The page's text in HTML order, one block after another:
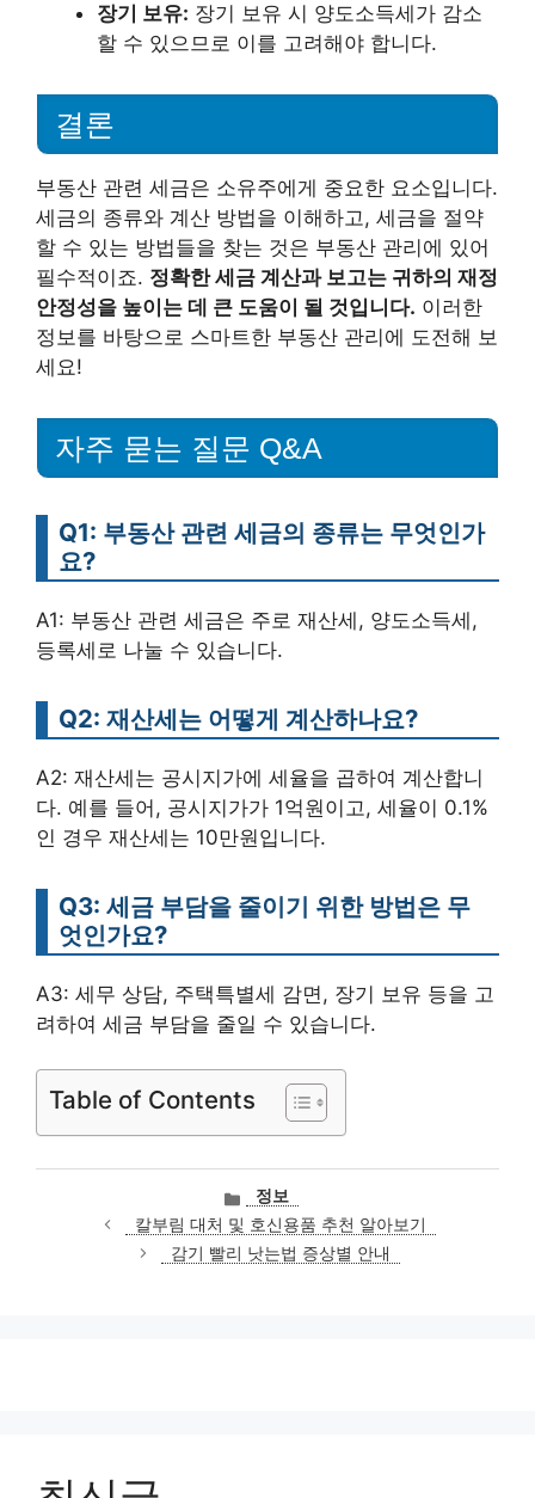
장기 보유: 장기 보유 시 양도소득세가 감소
할 수 있으므로 이를 고려해야 합니다.
결론
부동산 관련 세금은 소유주에게 중요한 요소입니다.
세금의 종류와 계산 방법을 이해하고, 세금을 절약
할 수 있는 방법들을 찾는 것은 부동산 관리에 있어
필수적이죠. 정확한 세금 계산과 보고는 귀하의 재정
안정성을 높이는 데 큰 도움이 될 것입니다. 이러한
정보를 바탕으로 스마트한 부동산 관리에 도전해 보
세요!
자주 묻는 질문 Q&A
Q1: 부동산 관련 세금의 종류는 무엇인가
요?
A1: 부동산 관련 세금은 주로 재산세, 양도소득세,
등록세로 나눌 수 있습니다.
Q2: 재산세는 어떻게 계산하나요?
A2: 재산세는 공시지가에 세율을 곱하여 계산합니
다. 예를 들어, 공시지가가 1억원이고, 세율이 0.1%
인 경우 재산세는 10만원입니다.
Q3: 세금 부담을 줄이기 위한 방법은 무
엇인가요?
A3: 세무 상담, 주택특별세 감면, 장기 보유 등을 고
려하여 세금 부담을 줄일 수 있습니다.
Table of Contents
카
테
고
리
정보
칼부림 대처 및 호신용품 추천 알아보기
감기 빨리 낫는법 증상별 안내